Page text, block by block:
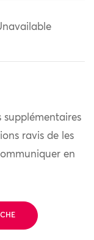
supplémentaires
ravis de les
en